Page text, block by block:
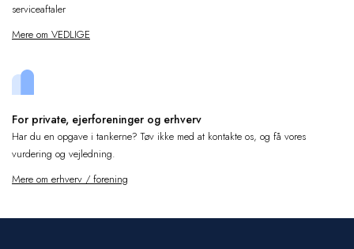
serviceaftaler
Mere om VEDLIGE
For private, ejerforeninger og erhverv
Har du en opgave i tankerne? Tøv ikke med at kontakte os, og få vores
vurdering og vejledning.
Mere om erhverv / forening